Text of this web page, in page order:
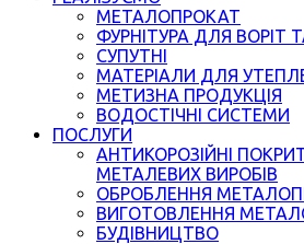
МЕТАЛОПРОКАТ
ФУРНІТУРА ДЛЯ ВОРІТ
СУПУТНІ
МАТЕРІАЛИ ДЛЯ
МЕТИЗНА ПРОДУКЦІЯ
ВОДОСТІЧНІ СИСТЕМИ
ПОСЛУГИ
АНТИКОРОЗІЙНІ
МЕТАЛЕВИХ ВИРОБІВ
ОБРОБЛЕННЯ
ВИГОТОВЛЕННЯ
БУДІВНИЦТВО